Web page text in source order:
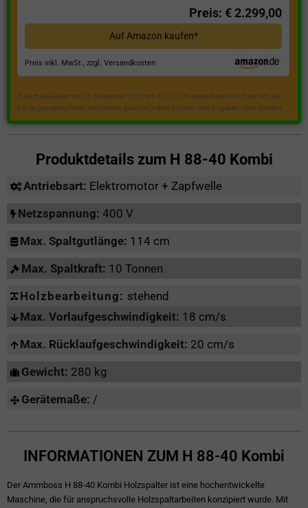
Preis: € 2.299,00
Auf Amazon kaufen*
Preis inkl. MwSt., zzgl. Versandkosten
Zuletzt aktualisiert am 18. Dezember 2023 um 21:50 . Ich weise darauf hin, dass sich die
hier angezeigten Preise inzwischen geändert haben können. Alle Angaben ohne Gewähr.
Produktdetails zum H 88-40 Kombi
Antriebsart: Elektromotor + Zapfwelle
Netzspannung: 400 V
Max. Spaltgutlänge: 114 cm
Max. Spaltkraft: 10 Tonnen
Holzbearbeitung: stehend
Max. Vorlaufgeschwindigkeit: 18 cm/s
Max. Rücklaufgeschwindigkeit: 20 cm/s
Gewicht: 280 kg
Gerätemaße: /
INFORMATIONEN ZUM H 88-40 Kombi
Der Ammboss H 88-40 Kombi Holzspalter ist eine hochentwickelte
Maschine, die für anspruchsvolle Holzspaltarbeiten konzipiert wurde. Mit